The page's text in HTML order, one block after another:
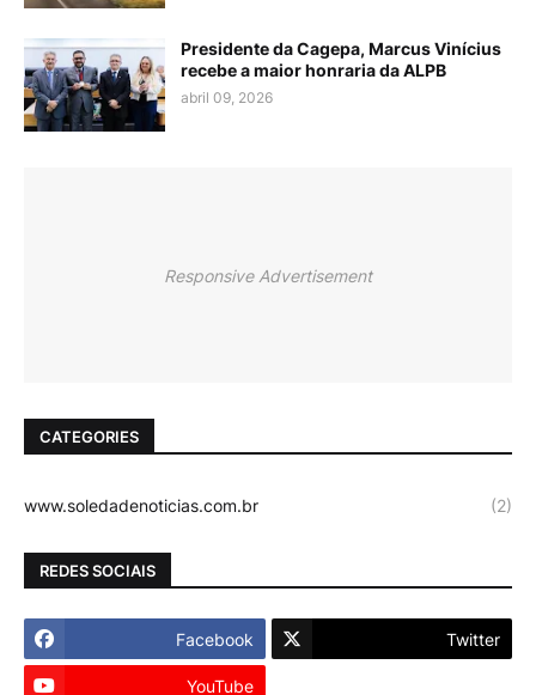
Presidente da Cagepa, Marcus Vinícius
recebe a maior honraria da ALPB
abril 09, 2026
Responsive Advertisement
CATEGORIES
www.soledadenoticias.com.br (2)
REDES SOCIAIS
Facebook Twitter
YouTube